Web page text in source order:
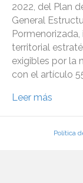
2022, del Plan
General
territorial
exigibles por la
con el artículo
Leer más
Política